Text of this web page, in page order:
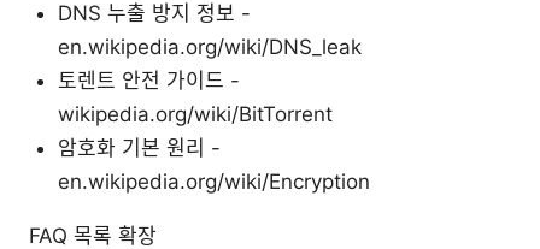
DNS 누출 방지 정보 -
en.wikipedia.org/wiki/DNS_leak
토렌트 안전 가이드 -
wikipedia.org/wiki/BitTorrent
암호화 기본 원리 -
en.wikipedia.org/wiki/Encryption
FAQ 목록 확장